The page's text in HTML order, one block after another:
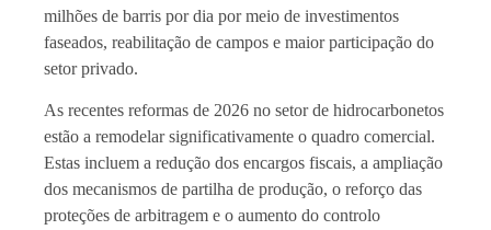
milhões de barris por dia por meio de investimentos
faseados, reabilitação de campos e maior participação do
setor privado.
As recentes reformas de 2026 no setor de hidrocarbonetos
estão a remodelar significativamente o quadro comercial.
Estas incluem a redução dos encargos fiscais, a ampliação
dos mecanismos de partilha de produção, o reforço das
proteções de arbitragem e o aumento do controlo